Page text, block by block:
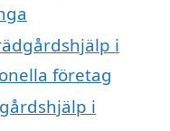
i
företag
i